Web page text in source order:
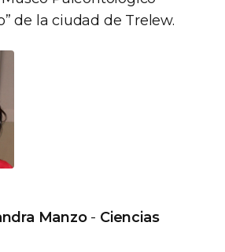
de la ciudad de Trelew.
Manzo- Ciencias